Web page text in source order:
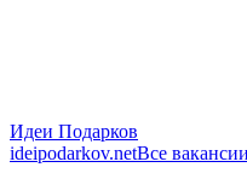
Идеи Подарков
ideipodarkov.netВсе